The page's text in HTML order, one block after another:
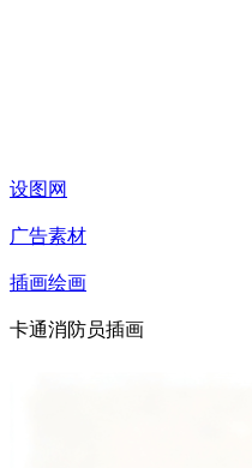
设图网
广告素材
插画绘画
卡通消防员插画